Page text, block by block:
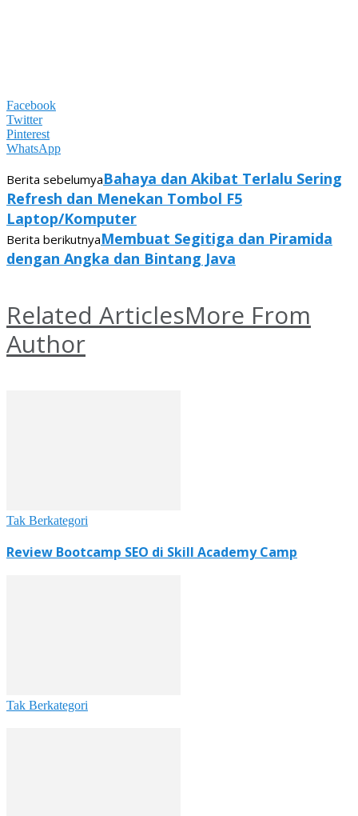
Facebook
Twitter
Pinterest
WhatsApp
Berita sebelumyaBahaya dan Akibat Terlalu Sering
Refresh dan Menekan Tombol F5
Laptop/Komputer
Berita berikutnyaMembuat Segitiga dan Piramida
dengan Angka dan Bintang Java
Related ArticlesMore From
Author
Tak Berkategori
Review Bootcamp SEO di Skill Academy Camp
Tak Berkategori